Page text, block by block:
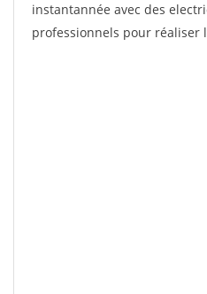
instantannée avec des
professionnels pour réaliser